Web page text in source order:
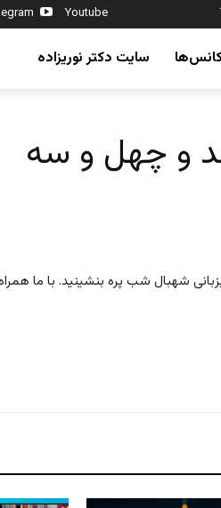
Youtube
سایت دکتر نوریزاده
و چهل و سه
شهبال شب پره بنشینید. با ما